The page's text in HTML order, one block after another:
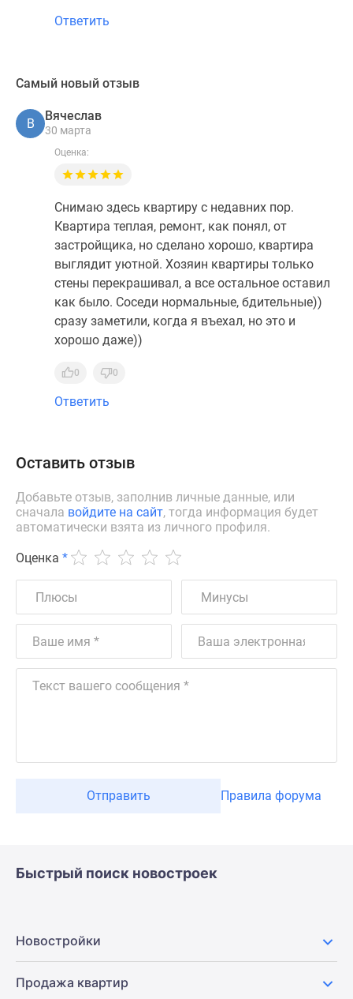
Ответить
Самый новый отзыв
В
Вячеслав
30 марта
Оценка:
Снимаю здесь квартиру с недавних пор.
Квартира теплая, ремонт, как понял, от
застройщика, но сделано хорошо, квартира
выглядит уютной. Хозяин квартиры только
стены перекрашивал, а все остальное оставил
как было. Соседи нормальные, бдительные))
сразу заметили, когда я въехал, но это и
хорошо даже))
0 0
Ответить
Оставить отзыв
Добавьте отзыв, заполнив личные данные, или
сначала войдите на сайт, тогда информация будет
автоматически взята из личного профиля.
Оценка *
Отправить Правила форума
Быстрый поиск новостроек
Новостройки
Продажа квартир